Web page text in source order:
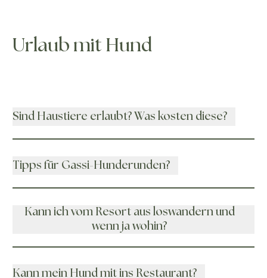
Urlaub mit Hund
Sind Haustiere erlaubt? Was kosten diese?
Tipps für Gassi-Hunderunden?
Kann ich vom Resort aus loswandern und
wenn ja wohin?
Kann mein Hund mit ins Restaurant?